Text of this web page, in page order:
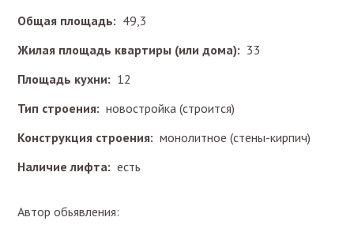
Общая площадь: 49,3
Жилая площадь квартиры (или дома): 33
Площадь кухни: 12
Тип строения: новостройка (строится)
Конструкция строения: монолитное (стены-кирпич)
Наличие лифта: есть
Автор обьявления: